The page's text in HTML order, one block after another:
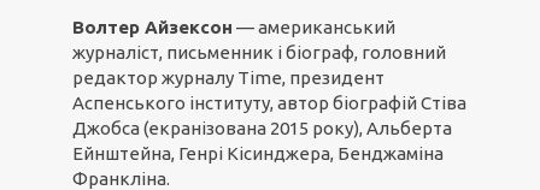
Волтер Айзексон — американський
журналіст, письменник і біограф, головний
редактор журналу Time, президент
Аспенського інституту, автор біографій Стіва
Джобса (екранізована 2015 року), Альберта
Ейнштейна, Генрі Кісинджера, Бенджаміна
Франкліна.